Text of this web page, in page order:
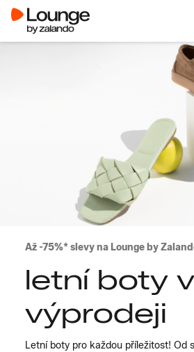
Až -75%* slevy na Lounge by
letní boty
výprodeji
Letní boty pro každou příležitost! Od